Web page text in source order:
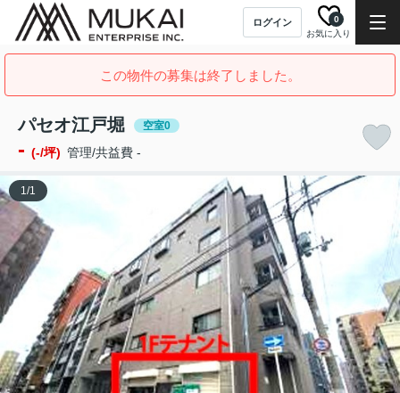
ログイン
お気に入り
0
この物件の募集は終了しました。
パセオ江戸堀 空室0
- (-/坪) 管理/共益費 -
1/1